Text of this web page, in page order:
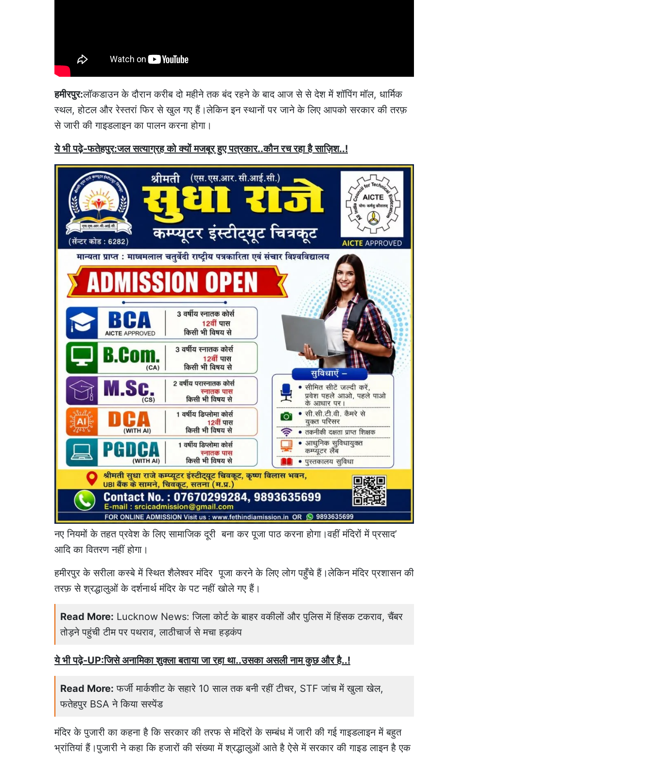
हमीरपुर:लॉकडाउन के दौरान करीब दो महीने तक बंद रहने के बाद आज से से देश में शॉपिंग मॉल, धार्मिक
स्थल, होटल और रेस्तरां फिर से खुल गए हैं।लेकिन इन स्थानों पर जाने के लिए आपको सरकार की तरफ़
से जारी की गाइडलाइन का पालन करना होगा।
ये भी पढ़े-फतेहपुर:जल सत्याग्रह को क्यों मजबूर हुए पत्रकार..कौन रच रहा है साज़िश..!
नए नियमों के तहत प्रवेश के लिए सामाजिक दूरी बना कर पूजा पाठ करना होगा।वहीं मंदिरों में प्रसाद’
आदि का वितरण नहीं होगा।
हमीरपुर के सरीला कस्बे में स्थित शैलेश्वर मंदिर पूजा करने के लिए लोग पहुँचे हैं।लेकिन मंदिर प्रशासन की
तरफ़ से श्रद्धालुओं के दर्शनार्थ मंदिर के पट नहीं खोले गए हैं।
Read More: Lucknow News: जिला कोर्ट के बाहर वकीलों और पुलिस में हिंसक टकराव, चैंबर
तोड़ने पहुंची टीम पर पथराव, लाठीचार्ज से मचा हड़कंप
ये भी पढ़े-UP:जिसे अनामिका शुक्ला बताया जा रहा था..उसका असली नाम कुछ और है..!
Read More: फर्जी मार्कशीट के सहारे 10 साल तक बनी रहीं टीचर, STF जांच में खुला खेल,
फतेहपुर BSA ने किया सस्पेंड
मंदिर के पुजारी का कहना है कि सरकार की तरफ से मंदिरों के सम्बंध में जारी की गई गाइडलाइन में बहुत
भ्रांतियां हैं।पुजारी ने कहा कि हजारों की संख्या में श्रद्धालुओं आते है ऐसे में सरकार की गाइड लाइन है एक